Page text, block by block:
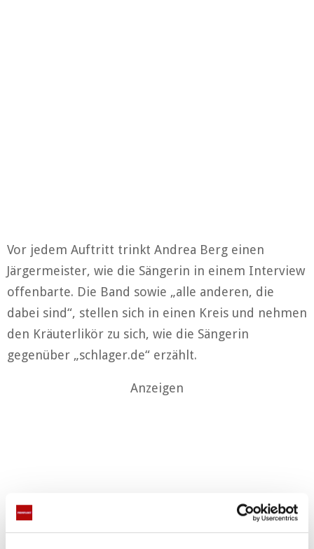
Vor jedem Auftritt trinkt Andrea Berg einen
Järgermeister, wie die Sängerin in einem Interview
offenbarte. Die Band sowie „alle anderen, die
dabei sind“, stellen sich in einen Kreis und nehmen
den Kräuterlikör zu sich, wie die Sängerin
gegenüber „schlager.de“ erzählt.
Anzeigen